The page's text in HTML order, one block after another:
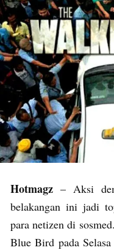
Hotmagz– Aksi
belakangan ini jadi
para netizen di
Blue Bird pada